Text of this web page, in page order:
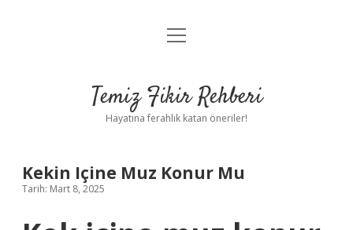
Anasayfa
Yasal Uyarı
menüyü
Temiz Fikir Rehberi
Hayatına ferahlık katan öneriler!
Kekin Içine Muz Konur Mu
Tarih: Mart 8, 2025